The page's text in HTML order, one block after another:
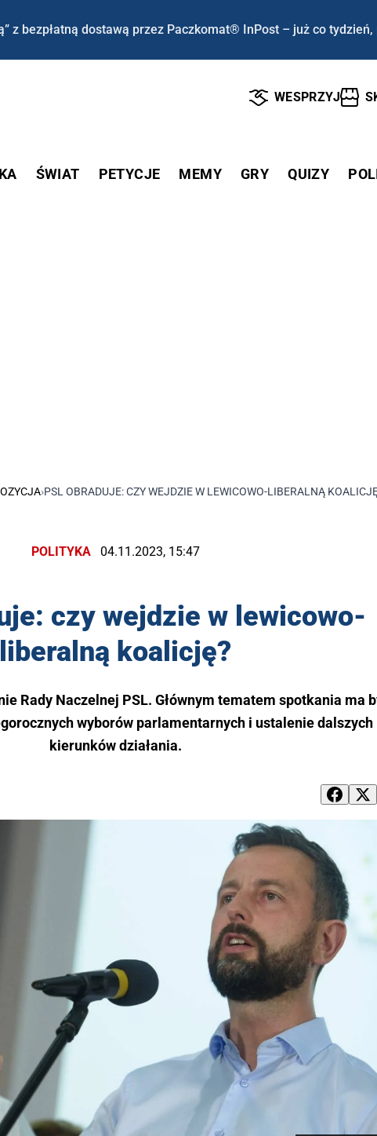
z bezpłatną dostawą przez Paczkomat® InPost – już co
WESPRZYJ
ŚWIAT PETYCJE MEMY GRY QUIZY
›PSL OBRADUJE: CZY WEJDZIE W LEWICOWO-LIBERALNĄ
POLITYKA 04.11.2023, 15:47
czy wejdzie w lewicowo-
liberalną koalicję?
Rady Naczelnej PSL. Głównym tematem spotkania ma
wyborów parlamentarnych i ustalenie dalszych
kierunków działania.